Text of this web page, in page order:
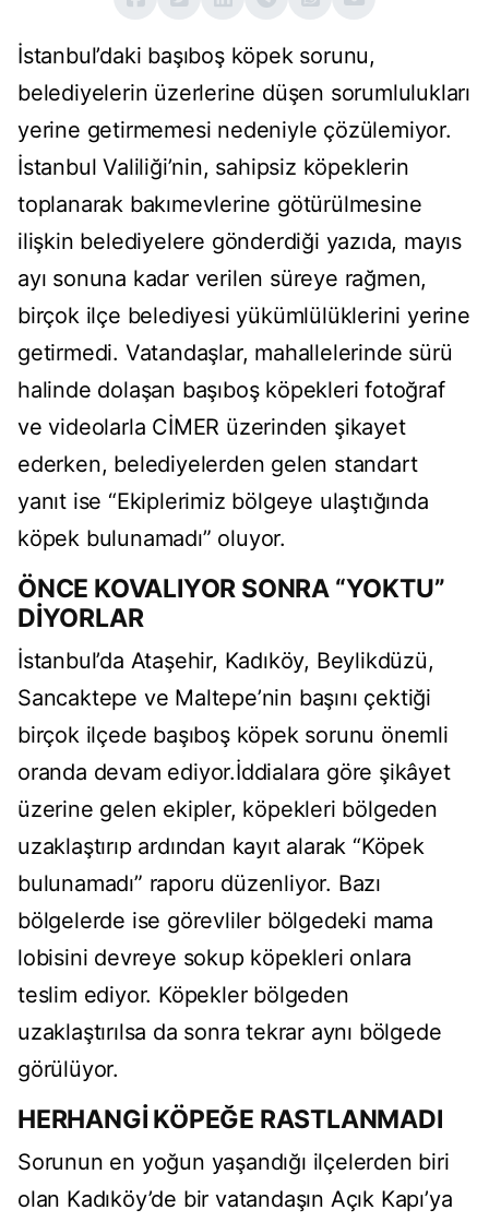
İstanbul’daki başıboş köpek sorunu,
belediyelerin üzerlerine düşen sorumlulukları
yerine getirmemesi nedeniyle çözülemiyor.
İstanbul Valiliği’nin, sahipsiz köpeklerin
toplanarak bakımevlerine götürülmesine
ilişkin belediyelere gönderdiği yazıda, mayıs
ayı sonuna kadar verilen süreye rağmen,
birçok ilçe belediyesi yükümlülüklerini yerine
getirmedi. Vatandaşlar, mahallelerinde sürü
halinde dolaşan başıboş köpekleri fotoğraf
ve videolarla CİMER üzerinden şikayet
ederken, belediyelerden gelen standart
yanıt ise “Ekiplerimiz bölgeye ulaştığında
köpek bulunamadı” oluyor.
ÖNCE KOVALIYOR SONRA “YOKTU”
DİYORLAR
İstanbul’da Ataşehir, Kadıköy, Beylikdüzü,
Sancaktepe ve Maltepe’nin başını çektiği
birçok ilçede başıboş köpek sorunu önemli
oranda devam ediyor.İddialara göre şikâyet
üzerine gelen ekipler, köpekleri bölgeden
uzaklaştırıp ardından kayıt alarak “Köpek
bulunamadı” raporu düzenliyor. Bazı
bölgelerde ise görevliler bölgedeki mama
lobisini devreye sokup köpekleri onlara
teslim ediyor. Köpekler bölgeden
uzaklaştırılsa da sonra tekrar aynı bölgede
görülüyor.
HERHANGİ KÖPEĞE RASTLANMADI
Sorunun en yoğun yaşandığı ilçelerden biri
olan Kadıköy’de bir vatandaşın Açık Kapı’ya